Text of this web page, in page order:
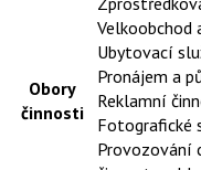
Obory
činnosti
Velkoobchod
Ubytovací
Pronájem a
Reklamní
Fotografické
Provozování